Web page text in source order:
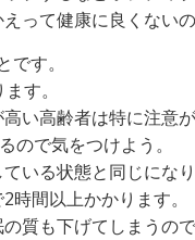
って健康に良くないの
す。
す。
い高齢者は特に注意が
ので気をつけよう。
いる状態と同じになり
間以上かかります。
質も下げてしまうので